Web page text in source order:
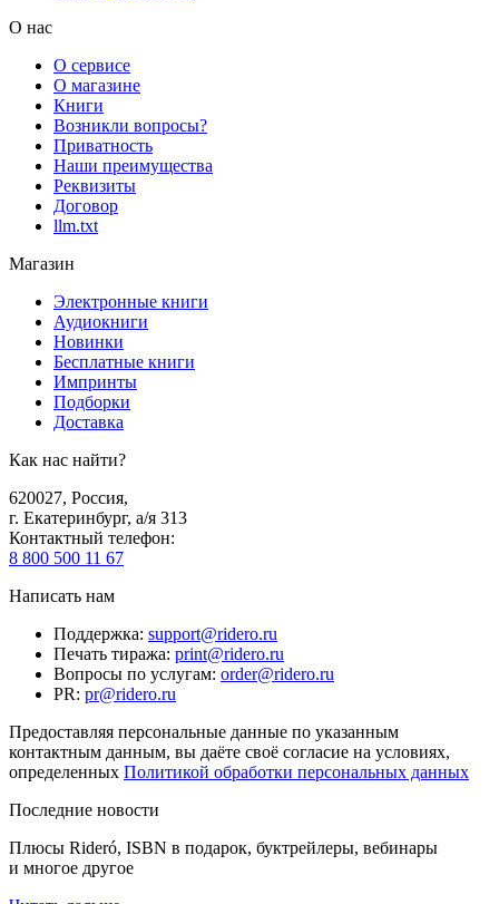
О нас
О сервисе
О магазине
Книги
Возникли вопросы?
Приватность
Наши преимущества
Реквизиты
Договор
llm.txt
Магазин
Электронные книги
Аудиокниги
Новинки
Бесплатные книги
Импринты
Подборки
Доставка
Как нас найти?
620027, Россия,
г. Екатеринбург, а/я 313
Контактный телефон:
8 800 500 11 67
Написать нам
Поддержка: support@ridero.ru
Печать тиража: print@ridero.ru
Вопросы по услугам: order@ridero.ru
PR: pr@ridero.ru
Предоставляя персональные данные по указанным
контактным данным, вы даёте своё согласие на условиях,
определенных Политикой обработки персональных данных
Последние новости
Плюсы Rideró, ISBN в подарок, буктрейлеры, вебинары
и многое другое